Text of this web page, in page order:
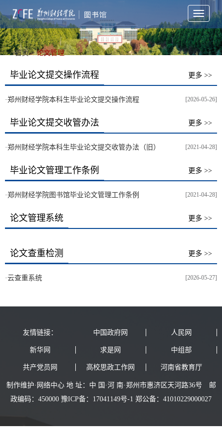
Toggle
首页>论文管理
毕业论文提交操作流程 更多 >>
[2026-05-26]
·郑州财经学院本科生毕业论文提交操作流程
毕业论文提交收管办法 更多 >>
[2021-04-28]
·郑州财经学院本科生毕业论文提交收管办法（旧）
毕业论文管理工作条例 更多 >>
[2021-04-28]
·郑州财经学院图书馆毕业论文管理工作条例
论文管理系统 更多 >>
论文查重检测 更多 >>
[2026-05-27]
·云查重系统
友情链接： 中国政府网 人民网
新华网 求是网 中组部
共产党员网 高校思政工作网 河南省教育厅
制作维护·网络中心 地 址：中 国·河 南·郑州市惠济区天河路36号 邮
政编码：450000 豫ICP备：17041149号-1 郑公备：41010229000027